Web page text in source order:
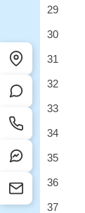
29
30
31
32
33
34
35
36
37